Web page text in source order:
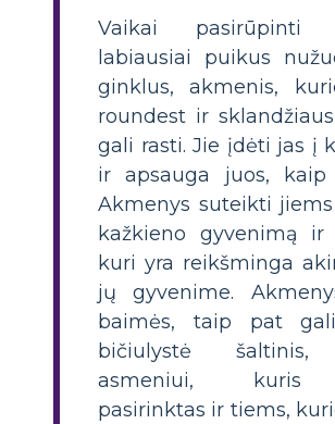
Vaikai pasirūpinti
labiausiai puikus
ginklus, akmenis,
roundest ir
gali rasti. Jie įdėti jas į
ir apsauga juos, kaip
Akmenys suteikti
kažkieno gyvenimą ir
kuri yra reikšminga
jų gyvenime.
baimės, taip pat
bičiulystė
asmeniui, kuris
pasirinktas ir tiems,